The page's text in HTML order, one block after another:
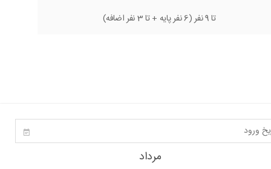
تا 9 نفر (6 نفر پایه + تا 3 نفر اضافه)
مرداد